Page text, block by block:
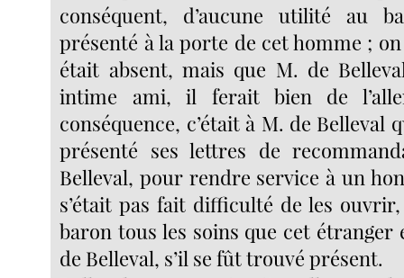
conséquent, d’aucune utilité au
présenté à la porte de cet homme ;
était absent, mais que M. de
intime ami, il ferait bien de
conséquence, c’était à M. de Belleval
présenté ses lettres de
Belleval, pour rendre service à un
s’était pas fait difficulté de les
baron tous les soins que cet étranger
de Belleval, s’il se fût trouvé présent.